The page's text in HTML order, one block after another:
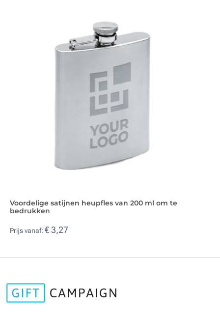
Voordelige satijnen heupfles van 200 ml om te
bedrukken
Prijs vanaf: € 3,27